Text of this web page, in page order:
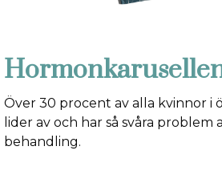
Över 30 procent av alla kvinnor i
lider av och har så svåra problem
behandling.